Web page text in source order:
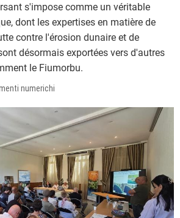
s'impose comme un véritable
dont les expertises en matière de
contre l'érosion dunaire et de
désormais exportées vers d'autres
le Fiumorbu.
numerichi